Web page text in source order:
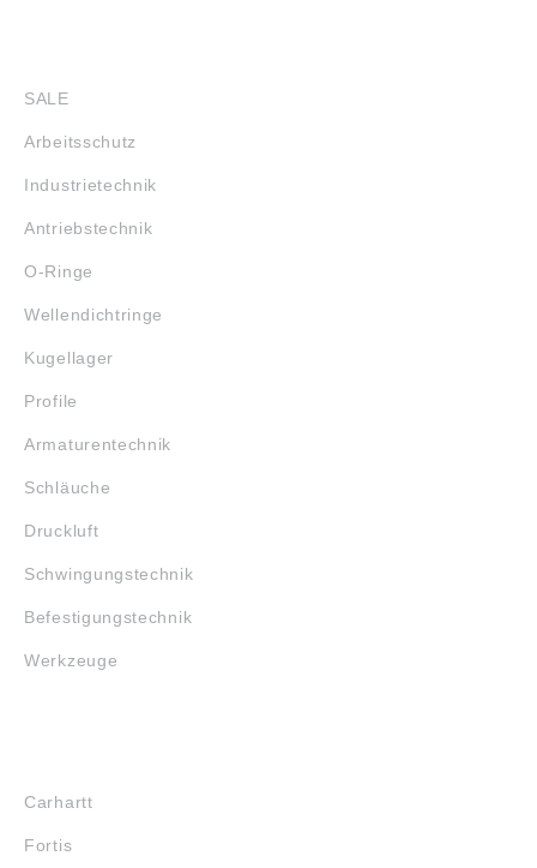
SALE
Arbeitsschutz
Industrietechnik
Antriebstechnik
O-Ringe
Wellendichtringe
Kugellager
Profile
Armaturentechnik
Schläuche
Druckluft
Schwingungstechnik
Befestigungstechnik
Werkzeuge
Carhartt
Fortis